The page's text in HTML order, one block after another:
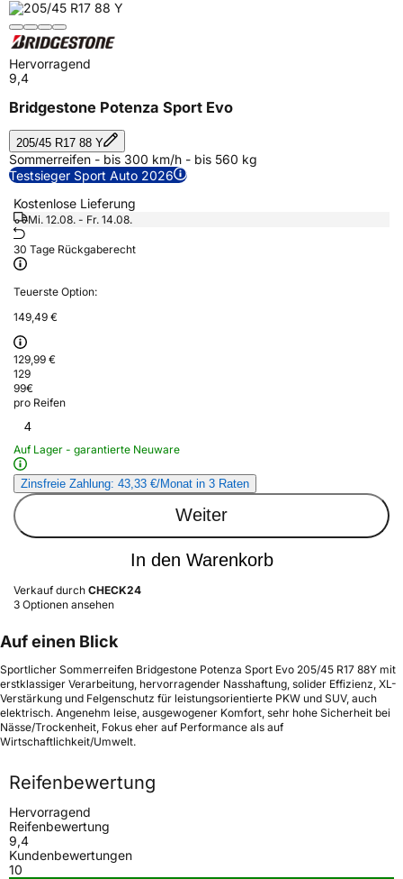
Hervorragend
9,4
Bridgestone Potenza Sport Evo
205/45 R17 88 Y
Sommerreifen - bis 300 km/h - bis 560 kg
Testsieger Sport Auto 2026
Kostenlose Lieferung
Mi. 12.08. - Fr. 14.08.
30 Tage Rückgaberecht
Teuerste Option:
149,49 €
129,99 €
129
99€
pro Reifen
4
Auf Lager - garantierte Neuware
Zinsfreie Zahlung: 43,33 €/Monat in 3 Raten
Weiter
In den Warenkorb
Verkauf durch CHECK24
3 Optionen ansehen
Auf einen Blick
Sportlicher Sommerreifen Bridgestone Potenza Sport Evo 205/45 R17 88Y mit
erstklassiger Verarbeitung, hervorragender Nasshaftung, solider Effizienz, XL-
Verstärkung und Felgenschutz für leistungsorientierte PKW und SUV, auch
elektrisch. Angenehm leise, ausgewogener Komfort, sehr hohe Sicherheit bei
Nässe/Trockenheit, Fokus eher auf Performance als auf
Wirtschaftlichkeit/Umwelt.
Reifenbewertung
Hervorragend
Reifenbewertung
9,4
Kundenbewertungen
10